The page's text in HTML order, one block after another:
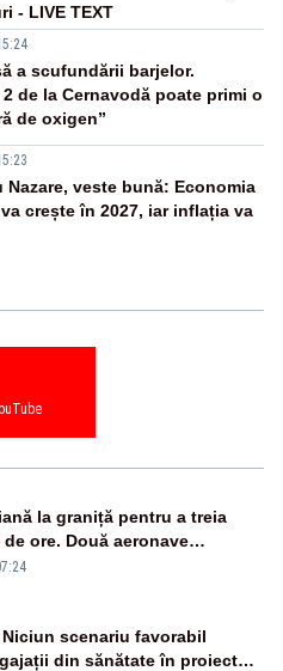
- LIVE TEXT
a scufundării barjelor.
de la Cernavodă poate primi o
de oxigen”
Nazare, veste bună: Economia
crește în 2027, iar inflația va
la graniță pentru a treia
de ore. Două aeronave
britanice au fost ridicate de la
Niciun scenariu favorabil
din sănătate în proiectul